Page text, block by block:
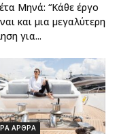
Μηνά: “Κάθε έργο
και μια μεγαλύτερη
για...
ΑΡΘΡΑ